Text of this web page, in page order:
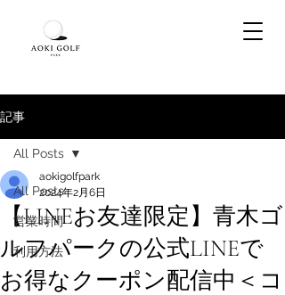
記事
All Posts
営業時間
利用方法
All Posts
【LINEお友達限定】青木ゴ
ルフパークの公式LINEで
お得なクーポン配信中＜コ
aokigolfpark
2024年2月6日